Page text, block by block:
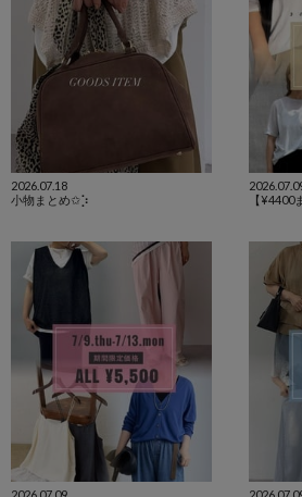
2026.07.18
小物まとめ✩⡱
【¥4400